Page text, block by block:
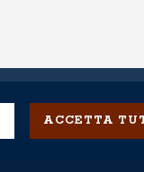
ACCETTA